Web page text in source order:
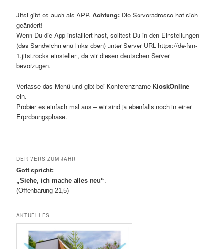
Jitsi gibt es auch als APP.Achtung: Die Serveradresse hat sich
geändert!
Wenn Du die App installiert hast, solltest Du in den Einstellungen
(das Sandwichmenü links oben) unter Server URL https://de-fsn-
1.jitsi.rocks einstellen, da wir diesen deutschen Server
bevorzugen.
Verlasse das Menü und gibt bei Konferenzname KioskOnline
ein.
Probier es einfach mal aus – wir sind ja ebenfalls noch in einer
Erprobungsphase.
DER VERS ZUM JAHR
Gott spricht:
„Siehe, ich mache alles neu“.
(Offenbarung 21,5)
AKTUELLES